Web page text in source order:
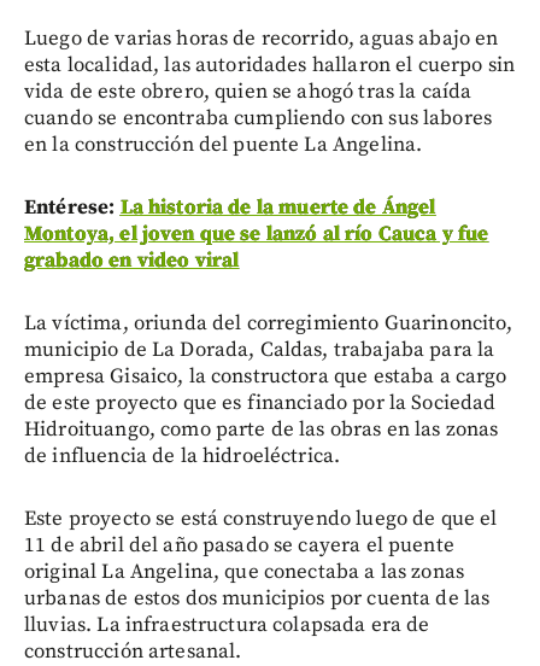
Luego de varias horas de recorrido, aguas abajo en
esta localidad, las autoridades hallaron el cuerpo sin
vida de este obrero, quien se ahogó tras la caída
cuando se encontraba cumpliendo con sus labores
en la construcción del puente La Angelina.
Entérese: La historia de la muerte de Ángel
Montoya, el joven que se lanzó al río Cauca y fue
grabado en video viral
La víctima, oriunda del corregimiento Guarinoncito,
municipio de La Dorada, Caldas, trabajaba para la
empresa Gisaico, la constructora que estaba a cargo
de este proyecto que es financiado por la Sociedad
Hidroituango, como parte de las obras en las zonas
de influencia de la hidroeléctrica.
Este proyecto se está construyendo luego de que el
11 de abril del año pasado se cayera el puente
original La Angelina, que conectaba a las zonas
urbanas de estos dos municipios por cuenta de las
lluvias. La infraestructura colapsada era de
construcción artesanal.